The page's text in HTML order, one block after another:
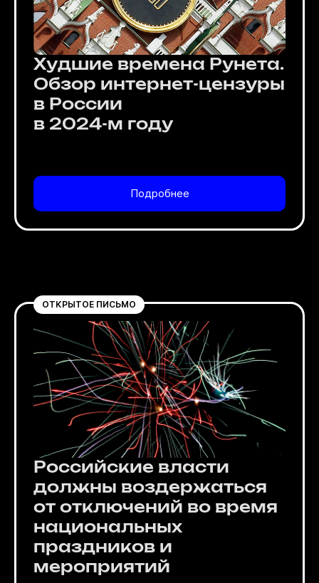
Худшие времена Рунета.
Обзор интернет-цензуры
в России
в 2024-м году
Подробнее
ОТКРЫТОЕ ПИСЬМО
Российские власти
должны воздержаться
от отключений во время
национальных
праздников и
мероприятий